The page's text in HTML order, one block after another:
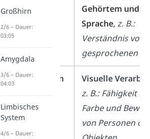
Gehörtemund
Sprache, z. B.:
Verständnis von
gesprochenen
Okzipitallappen
Visuelle
z. B.: Fähigkeit
Farbe und
von Personen
Großhirn
2/6 – Dauer:
03:05
Amygdala
3/6 – Dauer:
04:03
Limbisches
System
4/6 – Dauer: